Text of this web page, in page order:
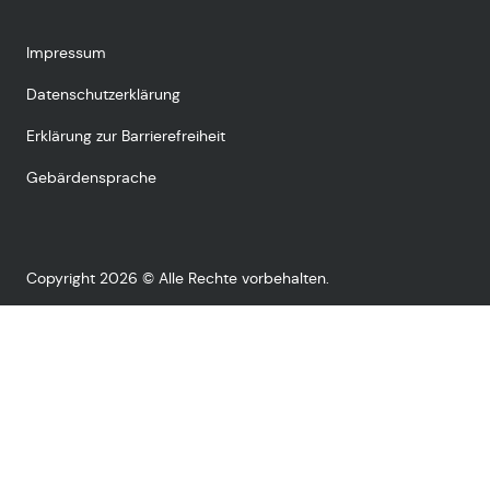
Impressum
Datenschutzerklärung
Erklärung zur Barrierefreiheit
Gebärdensprache
Copyright 2026 © Alle Rechte vorbehalten.